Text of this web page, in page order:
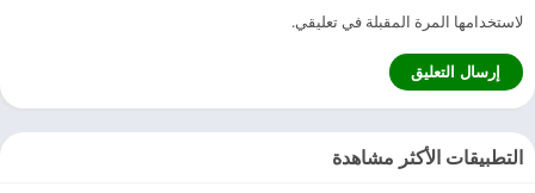
لاستخدامها المرة المقبلة في تعليقي.
التطبيقات الأكثر مشاهدة